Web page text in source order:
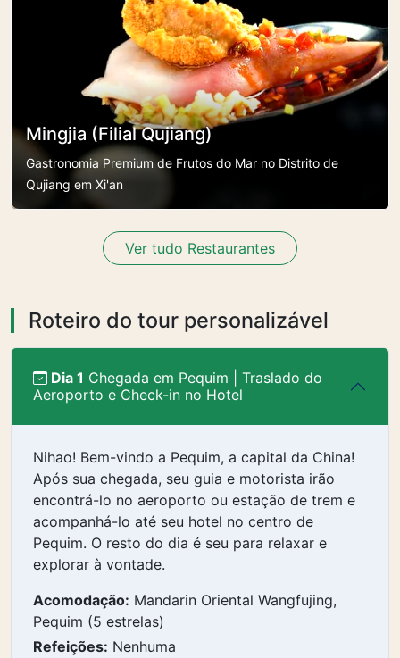
Mingjia (Filial Qujiang)
Gastronomia Premium de Frutos do Mar no Distrito de
Qujiang em Xi'an
Ver tudo Restaurantes
Roteiro do tour personalizável
Dia 1
Aeroporto e Check-in no Hotel
Nihao! Bem-vindo a Pequim, a capital da China!
Após sua chegada, seu guia e motorista irão
encontrá-lo no aeroporto ou estação de trem e
acompanhá-lo até seu hotel no centro de
Pequim. O resto do dia é seu para relaxar e
explorar à vontade.
Acomodação: Mandarin Oriental Wangfujing,
Pequim (5 estrelas)
Refeições: Nenhuma